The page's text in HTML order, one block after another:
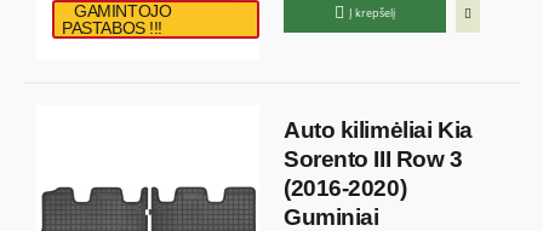
GAMINTOJO
PASTABOS !!!
Į krepšelį
Auto kilimėliai Kia
Sorento III Row 3
(2016-2020)
Guminiai